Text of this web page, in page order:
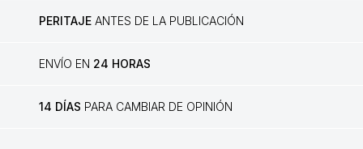
PERITAJE ANTES DE LA PUBLICACIÓN
ENVÍO EN 24 HORAS
14 DÍAS PARA CAMBIAR DE OPINIÓN